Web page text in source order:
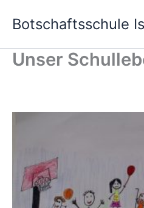
Botschaftsschule
Unser